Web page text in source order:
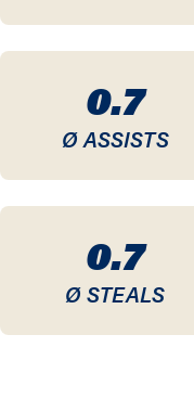
0.7
Ø ASSISTS
0.7
Ø STEALS